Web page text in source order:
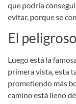
que podría
evitar, porque se
El
Luego está la
primera vista, esta
prometiendo más
camino está lleno